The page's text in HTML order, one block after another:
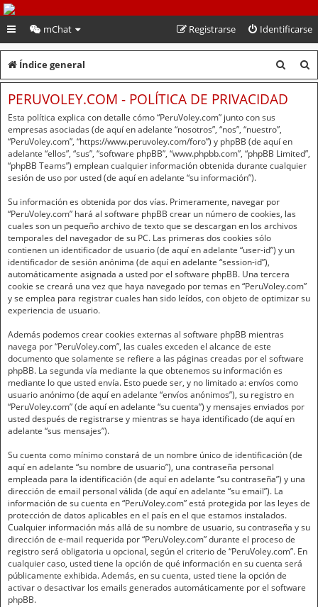
PeruVoley.com
mChat Identificarse
Registrarse
Índice general
u
u
s
a
r
PERUVOLEY.COM - POLÍTICA DE PRIVACIDAD
Esta política explica con detalle cómo “PeruVoley.com” junto con sus
empresas asociadas (de aquí en adelante “nosotros”, “nos”, “nuestro”,
“PeruVoley.com”, “https://www.peruvoley.com/foro”) y phpBB (de aquí en
adelante “ellos”, “sus”, “software phpBB”, “www.phpbb.com”, “phpBB Limited”,
“phpBB Teams”) emplean cualquier información obtenida durante cualquier
sesión de uso por usted (de aquí en adelante “su información”).
Su información es obtenida por dos vías. Primeramente, navegar por
“PeruVoley.com” hará al software phpBB crear un número de cookies, las
cuales son un pequeño archivo de texto que se descargan en los archivos
temporales del navegador de su PC. Las primeras dos cookies sólo
contienen un identificador de usuario (de aquí en adelante “user-id”) y un
identificador de sesión anónima (de aquí en adelante “session-id”),
automáticamente asignada a usted por el software phpBB. Una tercera
cookie se creará una vez que haya navegado por temas en “PeruVoley.com”
y se emplea para registrar cuales han sido leídos, con objeto de optimizar su
experiencia de usuario.
Además podemos crear cookies externas al software phpBB mientras
navega por “PeruVoley.com”, las cuales exceden el alcance de este
documento que solamente se refiere a las páginas creadas por el software
phpBB. La segunda vía mediante la que obtenemos su información es
mediante lo que usted envía. Esto puede ser, y no limitado a: envíos como
usuario anónimo (de aquí en adelante “envíos anónimos”), su registro en
“PeruVoley.com” (de aquí en adelante “su cuenta”) y mensajes enviados por
usted después de registrarse y mientras se haya identificado (de aquí en
adelante “sus mensajes”).
Su cuenta como mínimo constará de un nombre único de identificación (de
aquí en adelante “su nombre de usuario”), una contraseña personal
empleada para la identificación (de aquí en adelante “su contraseña”) y una
dirección de email personal válida (de aquí en adelante “su email”). La
información de su cuenta en “PeruVoley.com” está protegida por las leyes de
protección de datos aplicables en el país en el que estamos instalados.
Cualquier información más allá de su nombre de usuario, su contraseña y su
dirección de e-mail requerida por “PeruVoley.com” durante el proceso de
registro será obligatoria u opcional, según el criterio de “PeruVoley.com”. En
cualquier caso, usted tiene la opción de qué información en su cuenta será
públicamente exhibida. Además, en su cuenta, usted tiene la opción de
activar o desactivar los emails generados automáticamente por el software
phpBB.